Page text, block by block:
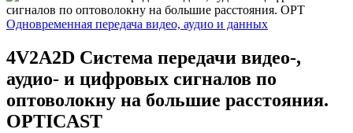
Одновременная передача видео, аудио и данных
4V2A2D Система передачи видео-,
аудио- и цифровых сигналов по
оптоволокну на большие расстояния.
OPTICAST